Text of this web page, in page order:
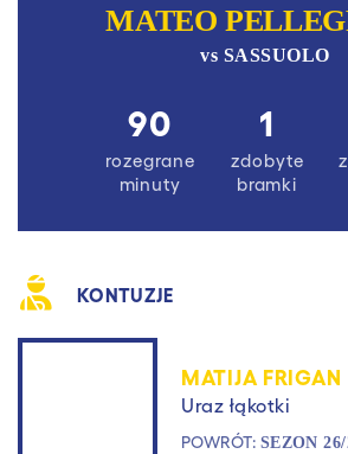
MATEO
vs SASSUOLO
90
rozegrane
minuty
1
zdobyte
bramki
KONTUZJE
MATIJA FRIGAN
Uraz łąkotki
POWRÓT: SEZON 26/